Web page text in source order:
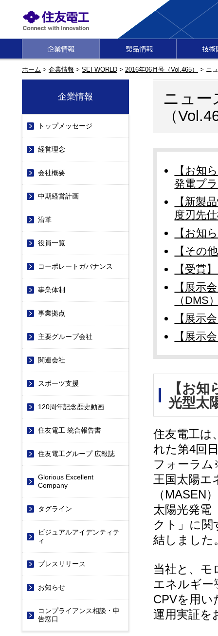
ホーム > 企業情報 > SEI WORLD > 2016年06月号（Vol.465） > ニ
ニュ
（
【お知
発電プ
【新製
度刃先
【お知
【その
【受賞
【展示
（DMS
【展示
【展示
【お
光型太
住友電工は
れた第4回
フォーラ
王国太陽エ
（MASEN
太陽光発電
クト」に関
結しました
当社と、モ
エネルギー
CPVを用い
運用実証を
企業情報
トップメッセージ
経営理念
会社概要
中期経営計画
沿革
役員一覧
コーポレートガバナンス
事業体制
事業拠点
主要グループ会社
関連会社
スポーツ支援
120周年記念歴史動画
住友電工 統合報告書
住友電工グループ 広報誌
Glorious Excellent
Company
タグライン
ビジュアルアイデンティテ
ィ
プレスリリース
お知らせ
コンプライアンス相談・申
告窓口